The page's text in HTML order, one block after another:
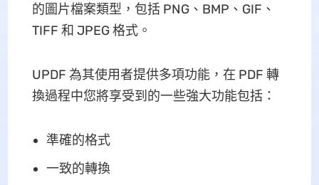
的圖片檔案類型，包括 PNG、BMP、GIF、
TIFF 和 JPEG 格式。
UPDF 為其使用者提供多項功能，在 PDF 轉
換過程中您將享受到的一些強大功能包括：
準確的格式
一致的轉換